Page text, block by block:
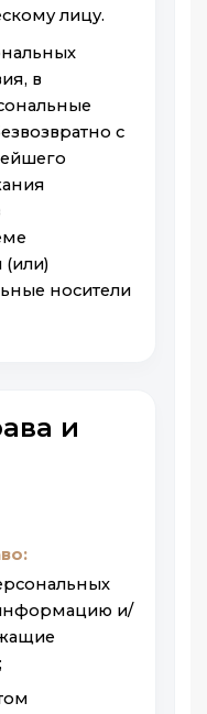
лицу.
в
с
(или)
носители
и
и/